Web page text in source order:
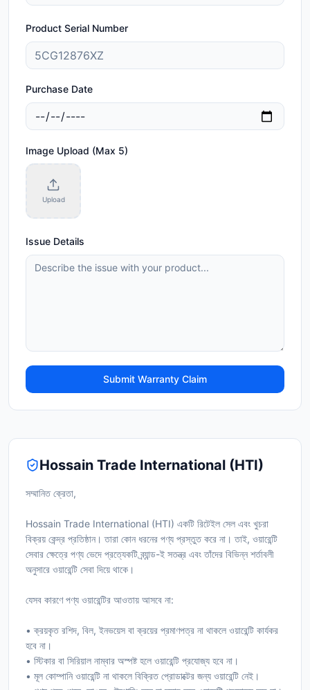
Product Serial Number
Purchase Date
Image Upload (Max 5)
Upload
Issue Details
Submit Warranty Claim
Hossain Trade International (HTI)
সম্মানিত ক্রেতা,
Hossain Trade International (HTI) একটি রিটেইল সেল এবং খুচরা
বিক্রয় কেন্দ্র প্রতিষ্ঠান। তারা কোন ধরনের পণ্য প্রস্তুত করে না। তাই, ওয়ারেন্টি
সেবার ক্ষেত্রে পণ্য ভেদে প্রত্যেকটি ব্র্যান্ড-ই সতন্ত্র এবং তাঁদের বিভিন্ন শর্তাবলী
অনুসারে ওয়ারেন্টি সেবা দিয়ে থাকে।
যেসব কারণে পণ্য ওয়ারেন্টির আওতায় আসবে না:
• ক্রয়কৃত রশিদ, বিল, ইনভয়েস বা ক্রয়ের প্রমাণপত্র না থাকলে ওয়ারেন্টি কার্যকর
হবে না।
• স্টিকার বা সিরিয়াল নাম্বার অস্পষ্ট হলে ওয়ারেন্টি প্রযোজ্য হবে না।
• মূল কোম্পানি ওয়ারেন্টি না থাকলে বিক্রিত প্রোডাক্টের জন্য ওয়ারেন্টি নেই।